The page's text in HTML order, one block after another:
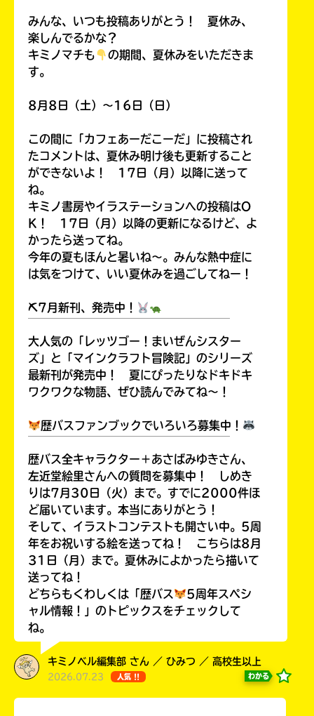
みんな、いつも投稿ありがとう！ 夏休み、
楽しんでるかな？
キミノマチも
の期間、夏休みをいただきま
す。
8月8日（土）～16日（日）
この間に「カフェあーだこーだ」に投稿され
たコメントは、夏休み明け後も更新すること
ができないよ！ 17日（月）以降に送って
ね。
キミノ書房やイラステーションへの投稿はO
K！ 17日（月）以降の更新になるけど、よ
かったら送ってね。
今年の夏もほんと暑いね～。みんな熱中症に
は気をつけて、いい夏休みを過ごしてねー！
⛏7月新刊、発売中！
大人気の「レッツゴー！まいぜんシスター
ズ」と「マインクラフト冒険記」のシリーズ
最新刊が発売中！ 夏にぴったりなドキドキ
ワクワクな物語、ぜひ読んでみてね～！
歴バスファンブックでいろいろ募集中！
歴バス全キャラクター＋あさばみゆきさん、
左近堂絵里さんへの質問を募集中！ しめき
りは7月30日（火）まで。すでに2000件ほ
ど届いています。本当にありがとう！
そして、イラストコンテストも開さい中。5周
年をお祝いする絵を送ってね！ こちらは8月
31日（月）まで。夏休みによかったら描いて
送ってね！
どちらもくわしくは「歴バス
5周年スペシ
ャル情報！」のトピックスをチェックして
ね。
キミノベル編集部 さん ／ ひみつ ／ 高校生以上
2026.07.23 人気 !! わかる